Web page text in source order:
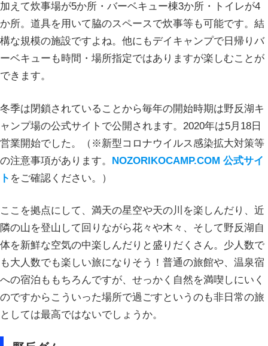
加えて炊事場が5か所・バーベキュー棟3か所・トイレが4
か所。道具を用いて脇のスペースで炊事等も可能です。結
構な規模の施設ですよね。他にもデイキャンプで日帰りバ
ーベキューも時間・場所指定ではありますが楽しむことが
できます。
冬季は閉鎖されていることから毎年の開始時期は野反湖キ
ャンプ場の公式サイトで公開されます。2020年は5月18日
営業開始でした。（※新型コロナウイルス感染拡大対策等
の注意事項があります。 NOZORIKOCAMP.COM 公式サイ
ト をご確認ください。）
ここを拠点にして、満天の星空や天の川を楽しんだり、近
隣の山を登山して回りながら花々や木々、そして野反湖自
体を新鮮な空気の中楽しんだりと盛りだくさん。少人数で
も大人数でも楽しい旅になりそう！普通の旅館や、温泉宿
への宿泊ももちろんですが、せっかく自然を満喫しにいく
のですからこういった場所で過ごすというのも非日常の旅
としては最高ではないでしょうか。